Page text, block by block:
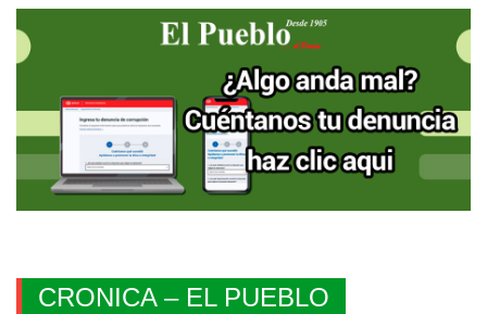
CRONICA – EL PUEBLO